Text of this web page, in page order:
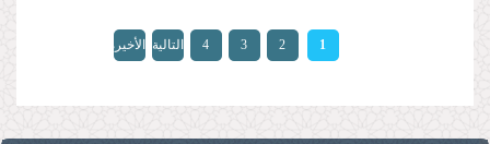
الصفحات
1
2
3
4 التالية الأخيرة